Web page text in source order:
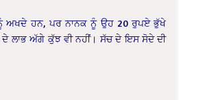
ਨੂੰ ਅਖਦੇ ਹਨ, ਪਰ ਨਾਨਕ ਨੂੰ ਉਹ 20 ਰੁਪਏ ਭੁੱਖੇ
ਲਾਭ ਅੱਗੇ ਕੁੱਝ ਵੀ ਨਹੀਂ। ਸੱਚ ਦੇ ਇਸ ਸੋਦੇ ਦੀ